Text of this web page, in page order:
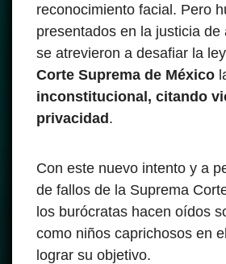
reconocimiento facial. Pero
presentados en la justicia de
se atrevieron a desafiar la
Corte Suprema de México
inconstitucional, citando
privacidad.
Con este nuevo intento y a
de fallos de la Suprema
los burócratas hacen oídos
como niños caprichosos en
lograr su objetivo.